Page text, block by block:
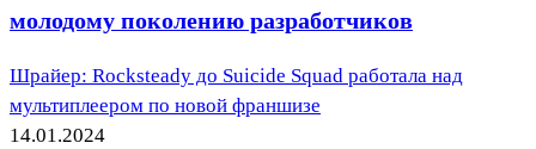
молодому поколению разработчиков
Шрайер: Rocksteady до Suicide Squad работала над
мультиплеером по новой франшизе
14.01.2024